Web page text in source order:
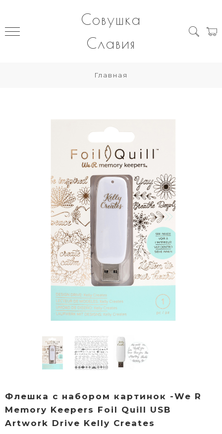
Совушка
Славия
Главная
Флешка с набором картинок -We R
Memory Keepers Foil Quill USB
Artwork Drive Kelly Creates